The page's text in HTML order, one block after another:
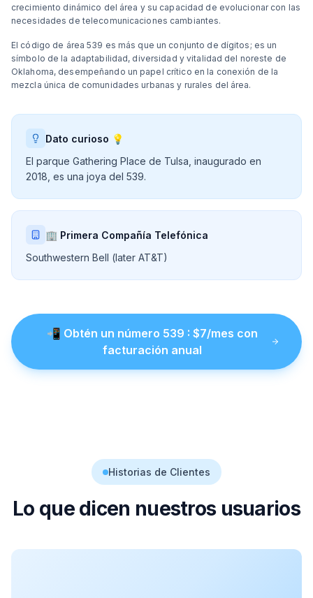
crecimiento dinámico del área y su capacidad de evolucionar con las
necesidades de telecomunicaciones cambiantes.
El código de área 539 es más que un conjunto de dígitos; es un
símbolo de la adaptabilidad, diversidad y vitalidad del noreste de
Oklahoma, desempeñando un papel crítico en la conexión de la
mezcla única de comunidades urbanas y rurales del área.
Dato curioso 💡
El parque Gathering Place de Tulsa, inaugurado en
2018, es una joya del 539.
🏢 Primera Compañía Telefónica
Southwestern Bell (later AT&T)
📲 Obtén un número 539 : $7/mes con
facturación anual
Historias de Clientes
Lo que dicen nuestros usuarios